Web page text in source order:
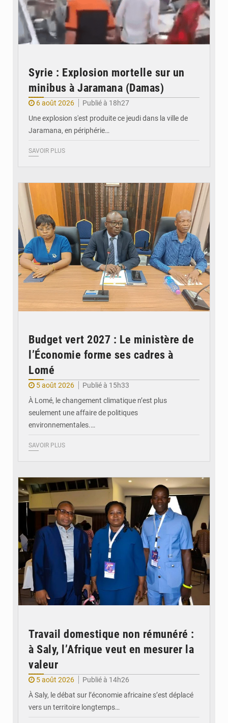
Syrie : Explosion mortelle sur un
minibus à Jaramana (Damas)
6 août 2026
Publié à 18h27
Une explosion s'est produite ce jeudi dans la ville de
Jaramana, en périphérie…
SAVOIR PLUS
Budget vert 2027 : Le ministère de
l’Économie forme ses cadres à
Lomé
5 août 2026
Publié à 15h33
À Lomé, le changement climatique n’est plus
seulement une affaire de politiques
environnementales.…
SAVOIR PLUS
Travail domestique non rémunéré :
à Saly, l’Afrique veut en mesurer la
valeur
5 août 2026
Publié à 14h26
À Saly, le débat sur l’économie africaine s’est déplacé
vers un territoire longtemps…